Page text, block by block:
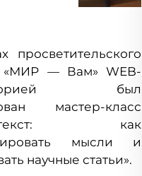
просветительского
«МИР — Вам» WEB-
был
мастер-класс
текст: как
мысли и
научные статьи».